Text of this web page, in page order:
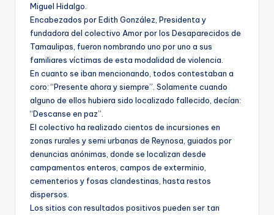
Miguel Hidalgo.
Encabezados por Edith González, Presidenta y
fundadora del colectivo Amor por los Desaparecidos de
Tamaulipas, fueron nombrando uno por uno a sus
familiares víctimas de esta modalidad de violencia.
En cuanto se iban mencionando, todos contestaban a
coro: “Presente ahora y siempre”. Solamente cuando
alguno de ellos hubiera sido localizado fallecido, decían:
“Descanse en paz”.
El colectivo ha realizado cientos de incursiones en
zonas rurales y semi urbanas de Reynosa, guiados por
denuncias anónimas, donde se localizan desde
campamentos enteros, campos de exterminio,
cementerios y fosas clandestinas, hasta restos
dispersos.
Los sitios con resultados positivos pueden ser tan